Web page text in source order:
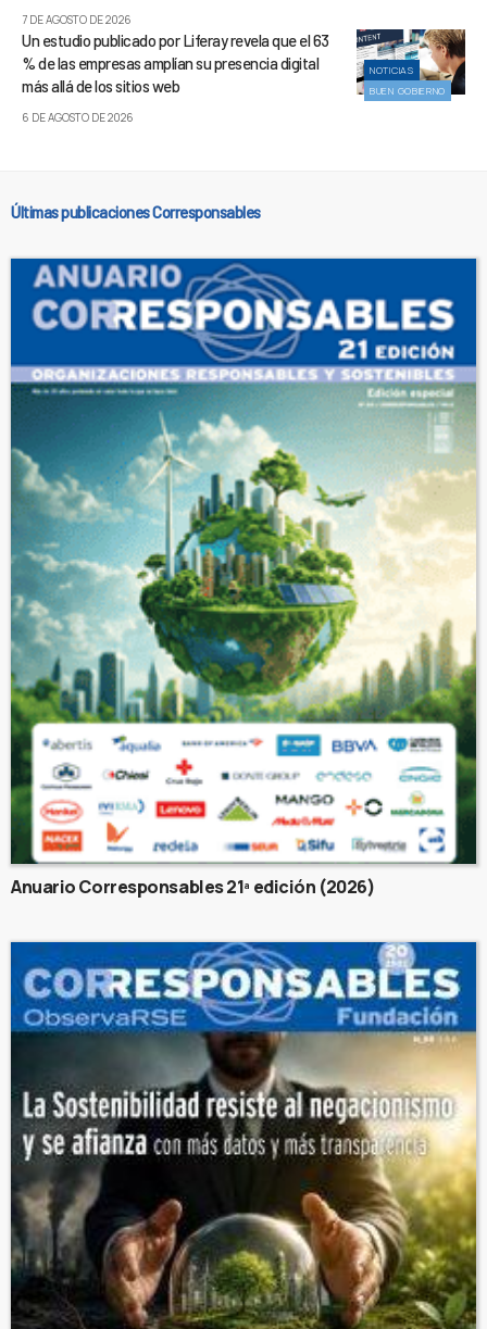
7 DE AGOSTO DE 2026
NOTICIAS
BUEN GOBIERNO
Un estudio publicado por Liferay revela que el 63
% de las empresas amplían su presencia digital
más allá de los sitios web
6 DE AGOSTO DE 2026
Últimas publicaciones Corresponsables
Anuario Corresponsables 21ª edición (2026)